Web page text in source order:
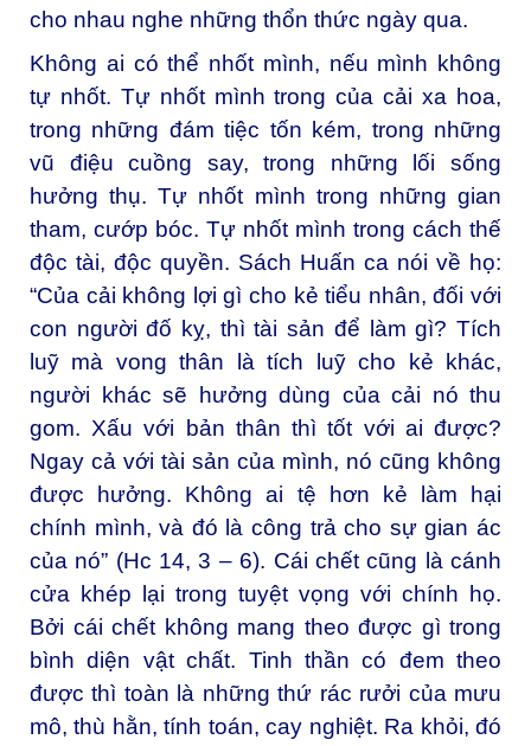
cho nhau nghe những thổn thức ngày qua.
Không ai có thể nhốt mình, nếu mình không
tự nhốt. Tự nhốt mình trong của cải xa hoa,
trong những đám tiệc tốn kém, trong những
vũ điệu cuồng say, trong những lối sống
hưởng thụ. Tự nhốt mình trong những gian
tham, cướp bóc. Tự nhốt mình trong cách thế
độc tài, độc quyền. Sách Huấn ca nói về họ:
“Của cải không lợi gì cho kẻ tiểu nhân, đối với
con người đố kỵ, thì tài sản để làm gì? Tích
luỹ mà vong thân là tích luỹ cho kẻ khác,
người khác sẽ hưởng dùng của cải nó thu
gom. Xấu với bản thân thì tốt với ai được?
Ngay cả với tài sản của mình, nó cũng không
được hưởng. Không ai tệ hơn kẻ làm hại
chính mình, và đó là công trả cho sự gian ác
của nó” (Hc 14, 3 – 6). Cái chết cũng là cánh
cửa khép lại trong tuyệt vọng với chính họ.
Bởi cái chết không mang theo được gì trong
bình diện vật chất. Tinh thần có đem theo
được thì toàn là những thứ rác rưởi của mưu
mô, thù hằn, tính toán, cay nghiệt. Ra khỏi, đó